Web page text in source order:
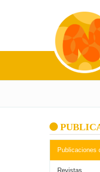
Publicaciones
Revistas